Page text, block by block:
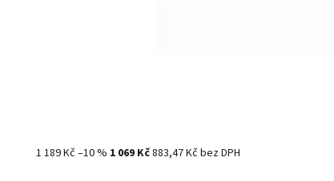
1 189 Kč–10 % 1 069 Kč883,47 Kč bez DPH